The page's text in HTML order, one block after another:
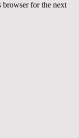
browser for the next